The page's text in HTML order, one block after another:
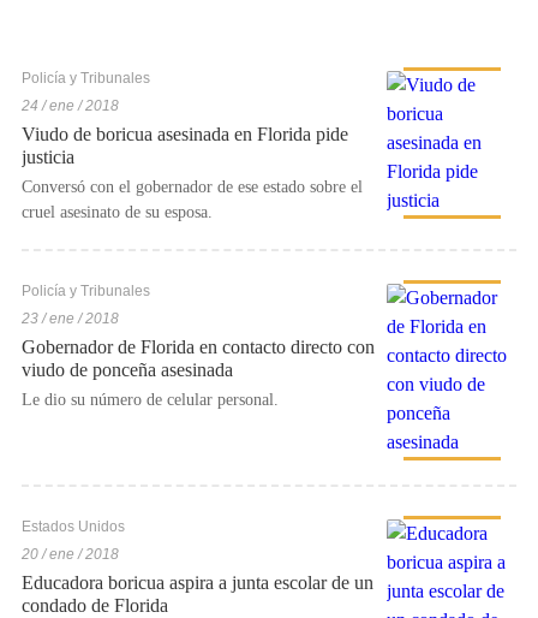
Policía y Tribunales
24 / ene / 2018
Viudo de boricua asesinada en Florida pide
justicia
Conversó con el gobernador de ese estado sobre el
cruel asesinato de su esposa.
Policía y Tribunales
23 / ene / 2018
Gobernador de Florida en contacto directo con
viudo de ponceña asesinada
Le dio su número de celular personal.
Estados Unidos
20 / ene / 2018
Educadora boricua aspira a junta escolar de un
condado de Florida